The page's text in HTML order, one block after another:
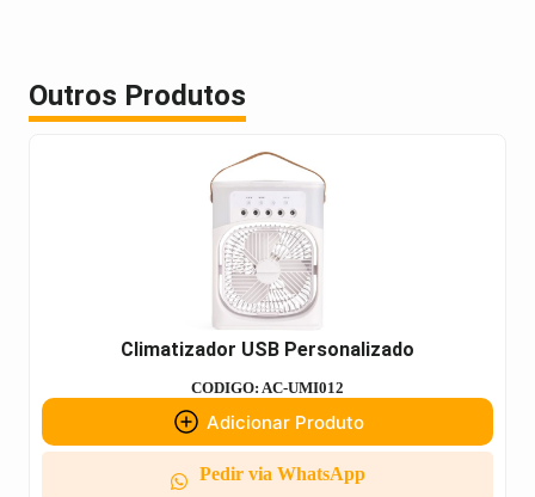
Outros Produtos
Climatizador USB Personalizado
CODIGO: AC-UMI012
Adicionar Produto
Pedir via WhatsApp